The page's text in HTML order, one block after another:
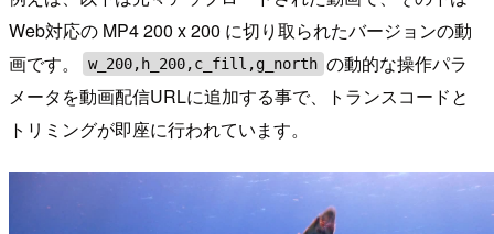
Web対応の MP4 200 x 200 に切り取られたバージョンの動
画です。
w_200,h_200,c_fill,g_north の動的な操作パラ
メータを動画配信URLに追加する事で、トランスコードと
トリミングが即座に行われています。